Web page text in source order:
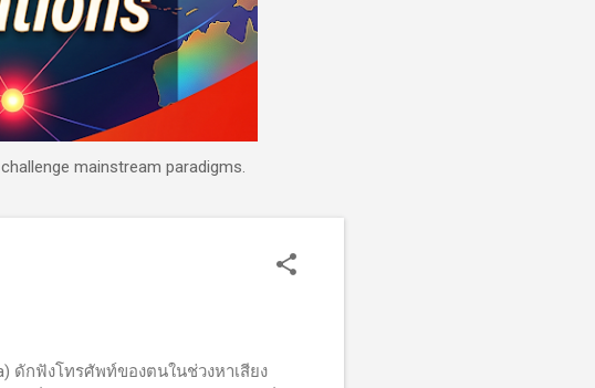
mainstream paradigms.
ดักฟังโทรศัพท์ของตนในช่วงหาเสียง